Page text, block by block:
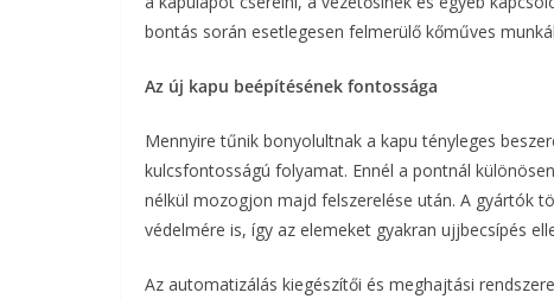
bontás során esetlegesen felmerülő kőműves
Az új kapu beépítésének fontossága
Mennyire tűnik bonyolultnak a kapu tényleges
kulcsfontosságú folyamat. Ennél a pontnál
nélkül mozogjon majd felszerelése után. A gyártók
védelmére is, így az elemeket gyakran ujjbecsípés
Az automatizálás kiegészítői és meghajtási